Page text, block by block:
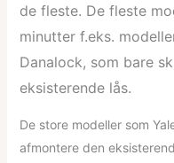
de fleste. De fleste
minutter f.eks.
Danalock, som bare
eksisterende lås.
De store modeller som
afmontere den